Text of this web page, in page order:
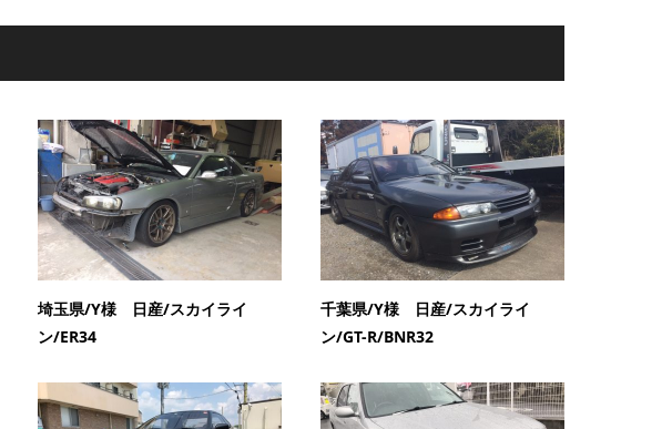
埼玉県/Y様 日産/スカイライ
ン/ER34
千葉県/Y様 日産/スカイライ
ン/GT-R/BNR32